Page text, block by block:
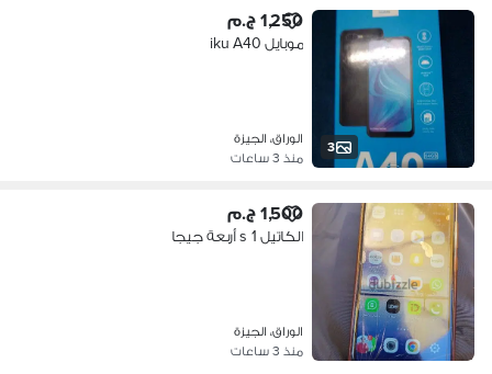
3
1,250 ج.م
موبايل iku A40
الوراق، الجيزة
منذ 3 ساعات
1,500 ج.م
الكاتيل 1 s أربعة جيجا
الوراق، الجيزة
منذ 3 ساعات